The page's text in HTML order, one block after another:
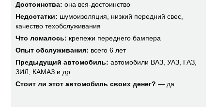
Достоинства: она вся-достоинство
Недостатки: шумоизоляция, низкий передний свес,
качество техобслуживания
Что ломалось: крепежи переднего бампера
Опыт обслуживания: всего 6 лет
Предыдущий автомобиль: автомобили ВАЗ, УАЗ, ГАЗ,
ЗИЛ, КАМАЗ и др.
Стоит ли этот автомобиль своих денег? — да